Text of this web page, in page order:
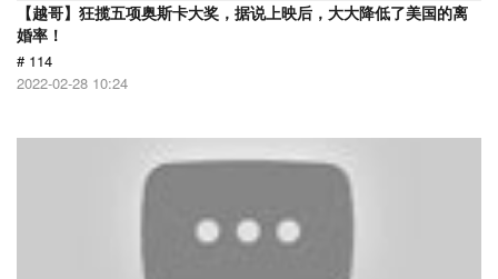
【越哥】狂揽五项奥斯卡大奖，据说上映后，大大降低了美国的离
婚率！
# 114
2022-02-28 10:24